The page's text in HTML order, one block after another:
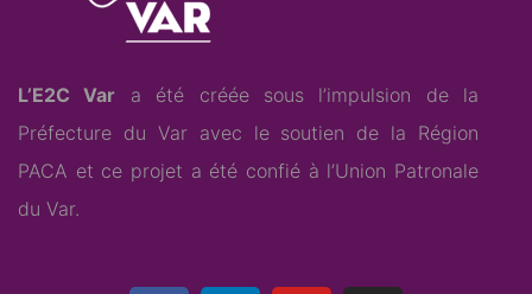
L’E2C Var a été créée sous l’impulsion de la
Préfecture du Var avec le soutien de la Région
PACA et ce projet a été confié à l’Union Patronale
du Var.